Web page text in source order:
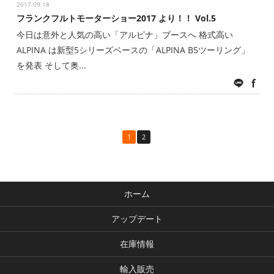
2017.09.18
フランクフルトモーターショー2017 より！！ Vol.5
今日は意外と人気の高い「アルピナ」ブースへ 格式高い
ALPINA は新型5シリーズベースの「ALPINA B5ツーリング」
を発表 そして奥...
LINE
1 2
ホーム
アップデート
在庫情報
輸入販売